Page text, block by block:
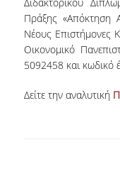
Πράξης «Απόκτηση
Νέους Επιστήμονες
Οικονομικό
5092458 και
Δείτε την αναλυτική